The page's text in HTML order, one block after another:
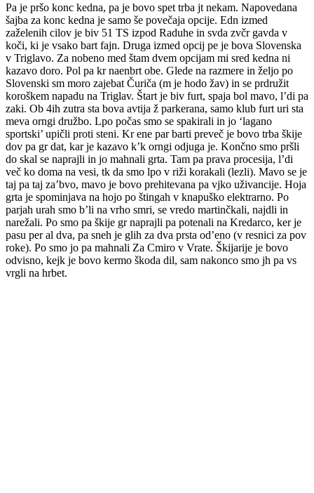
Pa je pršo konc kedna, pa je bovo spet trba jt nekam. Napovedana
šajba za konc kedna je samo še povečaja opcije. Edn izmed
zaželenih cilov je biv 51 TS izpod Raduhe in svda zvčr gavda v
koči, ki je vsako bart fajn. Druga izmed opcij pe je bova Slovenska
v Triglavo. Za nobeno med štam dvem opcijam mi sred kedna ni
kazavo doro. Pol pa kr naenbrt obe. Glede na razmere in željo po
Slovenski sm moro zajebat Čuriča (m je hodo žav) in se prdružit
koroškem napadu na Triglav. Štart je biv furt, spaja bol mavo, l’di pa
zaki. Ob 4ih zutra sta bova avtija ž parkerana, samo klub furt uri sta
meva orngi družbo. Lpo počas smo se spakirali in jo ‘lagano
sportski’ upičli proti steni. Kr ene par barti preveč je bovo trba škije
dov pa gr dat, kar je kazavo k’k orngi odjuga je. Končno smo pršli
do skal se naprajli in jo mahnali grta. Tam pa prava procesija, l’di
več ko doma na vesi, tk da smo lpo v riži korakali (lezli). Mavo se je
taj pa taj za’bvo, mavo je bovo prehitevana pa vjko uživancije. Hoja
grta je spominjava na hojo po štingah v knapuško elektrarno. Po
parjah urah smo b’li na vrho smri, se vredo martinčkali, najdli in
narežali. Po smo pa škije gr naprajli pa potenali na Kredarco, ker je
pasu per al dva, pa sneh je glih za dva prsta od’eno (v resnici za pov
roke). Po smo jo pa mahnali Za Cmiro v Vrate. Škijarije je bovo
odvisno, kejk je bovo kermo škoda dil, sam nakonco smo jh pa vs
vrgli na hrbet.